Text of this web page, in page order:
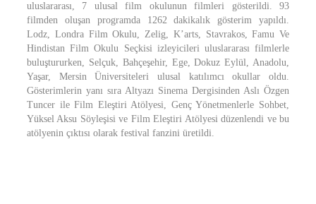
uluslararası, 7 ulusal film okulunun filmleri gösterildi. 93
filmden oluşan programda 1262 dakikalık gösterim yapıldı.
Lodz, Londra Film Okulu, Zelig, K’arts, Stavrakos, Famu Ve
Hindistan Film Okulu Seçkisi izleyicileri uluslararası filmlerle
buluştururken, Selçuk, Bahçeşehir, Ege, Dokuz Eylül, Anadolu,
Yaşar, Mersin Üniversiteleri ulusal katılımcı okullar oldu.
Gösterimlerin yanı sıra Altyazı Sinema Dergisinden Aslı Özgen
Tuncer ile Film Eleştiri Atölyesi, Genç Yönetmenlerle Sohbet,
Yüksel Aksu Söyleşisi ve Film Eleştiri Atölyesi düzenlendi ve bu
atölyenin çıktısı olarak festival fanzini üretildi.